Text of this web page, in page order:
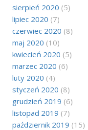
sierpień 2020 (5)
lipiec 2020 (7)
czerwiec 2020 (8)
maj 2020 (10)
kwiecień 2020 (5)
marzec 2020 (6)
luty 2020 (4)
styczeń 2020 (8)
grudzień 2019 (6)
listopad 2019 (7)
październik 2019 (15)